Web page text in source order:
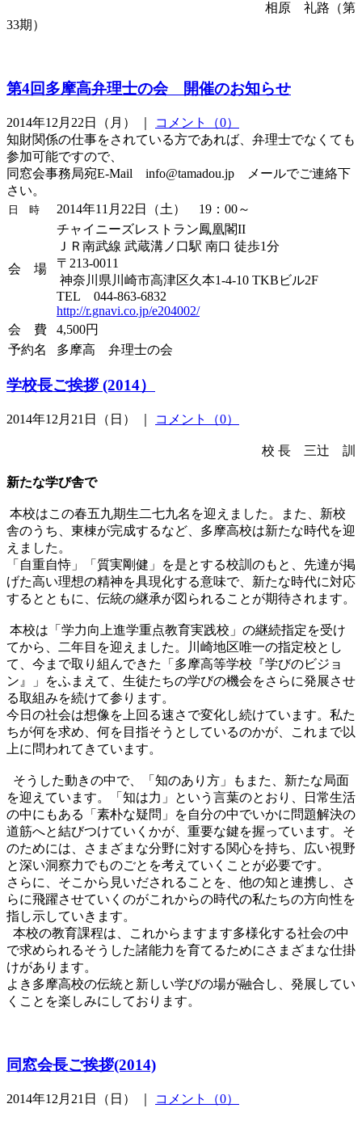
相原 礼路（第
33期）
第4回多摩高弁理士の会 開催のお知らせ
2014年12月22日（月） ｜
コメント（0）
知財関係の仕事をされている方であれば、弁理士でなくても
参加可能ですので、
同窓会事務局宛E-Mail info@tamadou.jp メールでご連絡下
さい。
日 時 2014年11 月 22 日（土） 19 ： 00～
会 場
チャイニーズレストラン鳳凰閣II
ＪＲ南武線 武蔵溝ノ口駅 南口 徒歩1分
〒 213-0011
神奈川県川崎市高津区久本1-4-10 TKB ビル2F
TEL
044-863-6832
http://r.gnavi.co.jp/e204002/
会 費
4,500円
予約名
多摩高 弁理士の会
学校長ご挨拶 (2014）
2014年12月21日（日） ｜ コメント（0）
校 長 三辻 訓
新たな学び舎で
本校はこの春五九期生二七九名を迎えました。また、新校
舎のうち、東棟が完成するなど、多摩高校は新たな時代を迎
えました。
「自重自恃」「質実剛健」を是とする校訓のもと、先達が掲
げた高い理想の精神を具現化する意味で、新たな時代に対応
するとともに、伝統の継承が図られることが期待されます。
本校は「学力向上進学重点教育実践校」の継続指定を受け
てから、二年目を迎えました。川崎地区唯一の指定校とし
て、今まで取り組んできた「多摩高等学校『学びのビジョ
ン』」をふまえて、生徒たちの学びの機会をさらに発展させ
る取組みを続けて参ります。
今日の社会は想像を上回る速さで変化し続けています。私た
ちが何を求め、何を目指そうとしているのかが、これまで以
上に問われてきています。
そうした動きの中で、「知のあり方」もまた、新たな局面
を迎えています。「知は力」という言葉のとおり、日常生活
の中にもある「素朴な疑問」を自分の中でいかに問題解決の
道筋へと結びつけていくかが、重要な鍵を握っています。そ
のためには、さまざまな分野に対する関心を持ち、広い視野
と深い洞察力でものごとを考えていくことが必要です。
さらに、そこから見いだされることを、他の知と連携し、さ
らに飛躍させていくのがこれからの時代の私たちの方向性を
指し示していきます。
本校の教育課程は、これからますます多様化する社会の中
で求められるそうした諸能力を育てるためにさまざまな仕掛
けがあります。
よき多摩高校の伝統と新しい学びの場が融合し、発展してい
くことを楽しみにしております。
同窓会長ご挨拶(2014)
2014年12月21日（日） ｜ コメント（0）